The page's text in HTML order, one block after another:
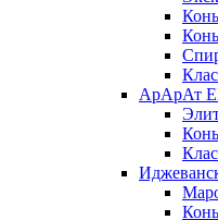
АрАрАт